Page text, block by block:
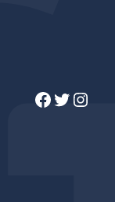
Facebook Twitter Instagram